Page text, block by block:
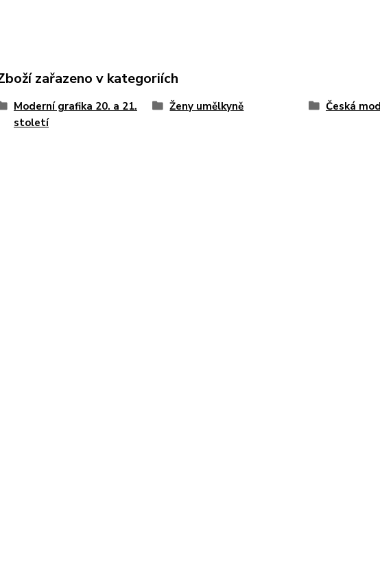
zařazeno v kategoriích
Moderní grafika 20. a 21.
století
Ženy umělkyně Česká